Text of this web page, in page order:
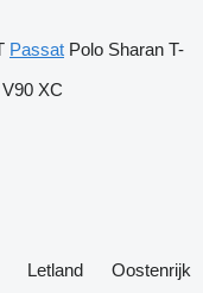
Passat Polo Sharan T-
V90 XC
Letland
Oostenrijk